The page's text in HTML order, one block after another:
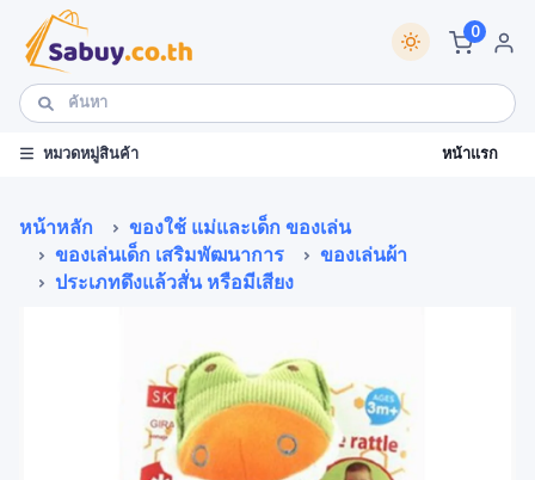
0
หมวดหมู่สินค้า หน้าแรก
หน้าหลัก
ของใช้ แม่และเด็ก ของเล่น
ของเล่นเด็ก เสริมพัฒนาการ
ของเล่นผ้า
ประเภทดึงแล้วสั่น หรือมีเสียง